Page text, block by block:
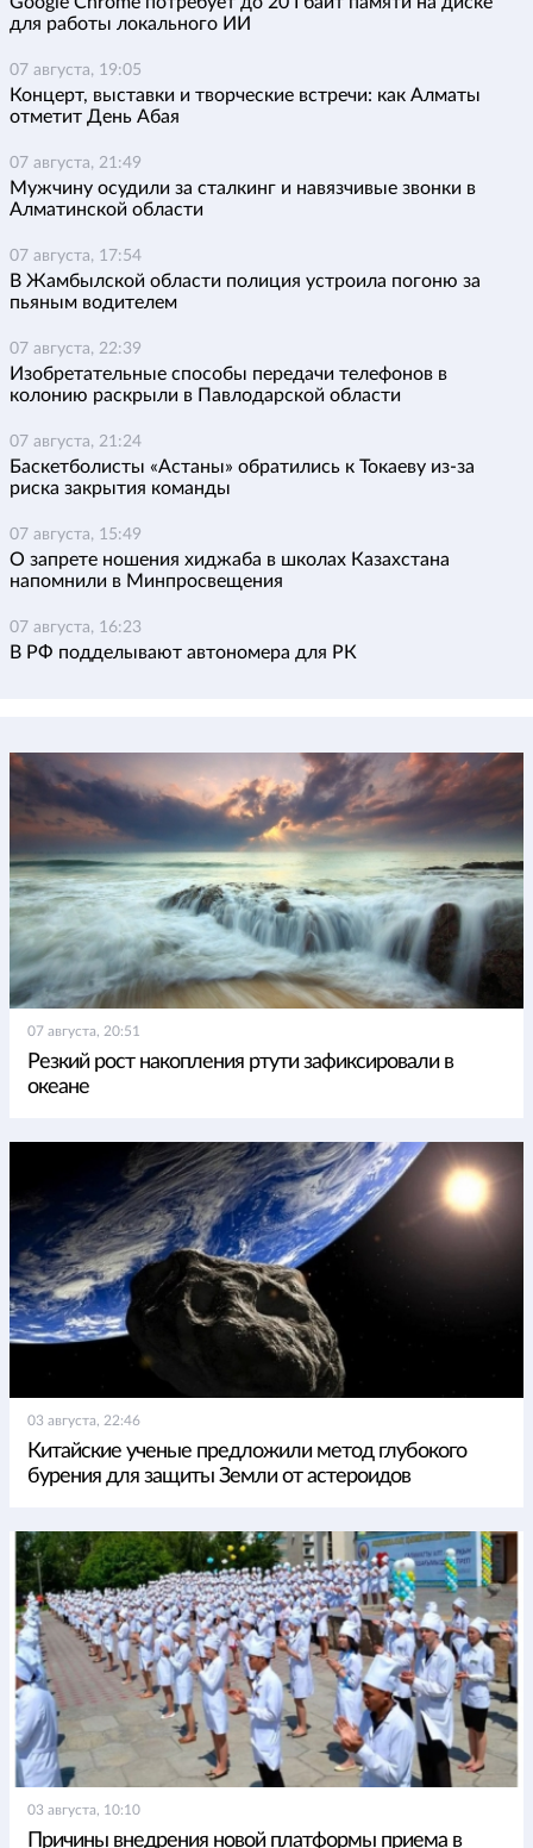
для работы локального ИИ
07 августа, 19:05
Концерт, выставки и творческие встречи: как Алматы
отметит День Абая
07 августа, 21:49
Мужчину осудили за сталкинг и навязчивые звонки в
Алматинской области
07 августа, 17:54
В Жамбылской области полиция устроила погоню за
пьяным водителем
07 августа, 22:39
Изобретательные способы передачи телефонов в
колонию раскрыли в Павлодарской области
07 августа, 21:24
Баскетболисты «Астаны» обратились к Токаеву из-за
риска закрытия команды
07 августа, 15:49
О запрете ношения хиджаба в школах Казахстана
напомнили в Минпросвещения
07 августа, 16:23
В РФ подделывают автономера для РК
07 августа, 20:51
Резкий рост накопления ртути зафиксировали в
океане
03 августа, 22:46
Китайские ученые предложили метод глубокого
бурения для защиты Земли от астероидов
03 августа, 10:10
Причины внедрения новой платформы приема в